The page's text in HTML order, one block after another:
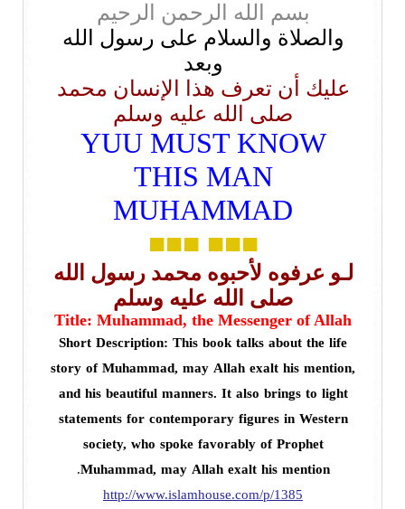
بسم الله الرحمن الرحيم
والصلاة والسلام على رسول الله
وبعد
عليك أن تعرف هذا الإنسان محمد
صلى الله عليه وسلم
YUU MUST KNOW
THIS MAN
MUHAMMAD
■■■
■■■
لـو عرفوه لأحبوه محمد رسول الله
صلى الله عليه وسلم
Title: Muhammad, the Messenger of Allah
Short Description: This book talks about the life
story of Muhammad, may Allah exalt his mention,
and his beautiful manners. It also brings to light
statements for contemporary figures in Western
society, who spoke favorably of Prophet
Muhammad, may Allah exalt his mention
.
http://www.islamhouse.com/p/1385